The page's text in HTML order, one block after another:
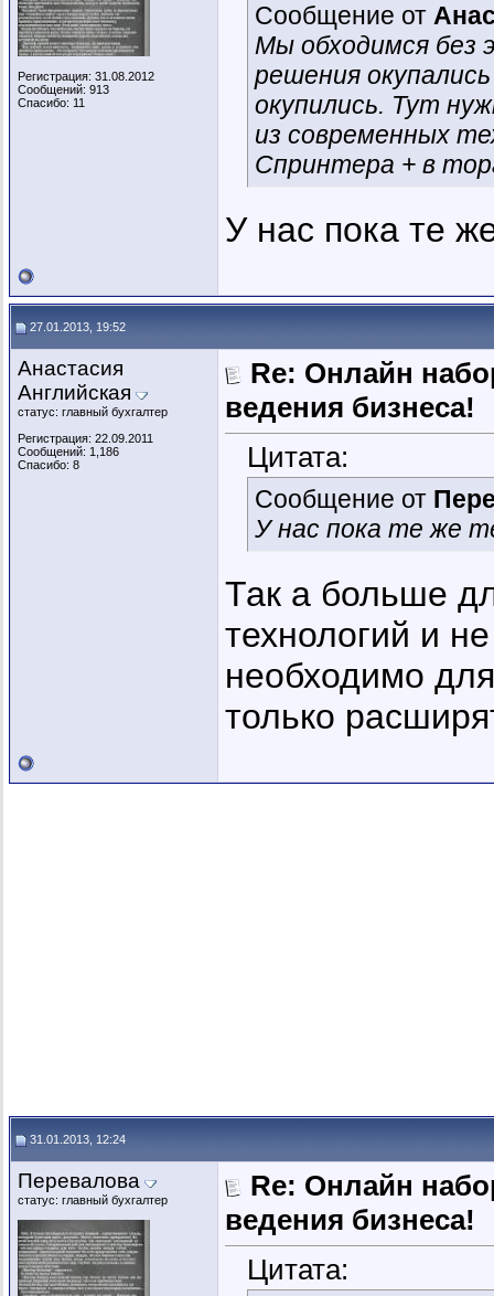
Регистрация: 31.08.2012
Сообщений: 913
Спасибо: 11
Сообщение от
Мы обходимся без
решения
окупились. Тут
из современных
Спринтера + в
У нас пока те
27.01.2013, 19:52
Анастасия
Английская
статус: главный бухгалтер
Регистрация: 22.09.2011
Сообщений: 1,186
Спасибо: 8
Re: Онлайн
ведения бизнеса!
Цитата:
Сообщение от
У нас пока те же
Так а больше
технологий и
необходимо
только
31.01.2013, 12:24
Перевалова
статус: главный бухгалтер
Re: Онлайн
ведения бизнеса!
Цитата: